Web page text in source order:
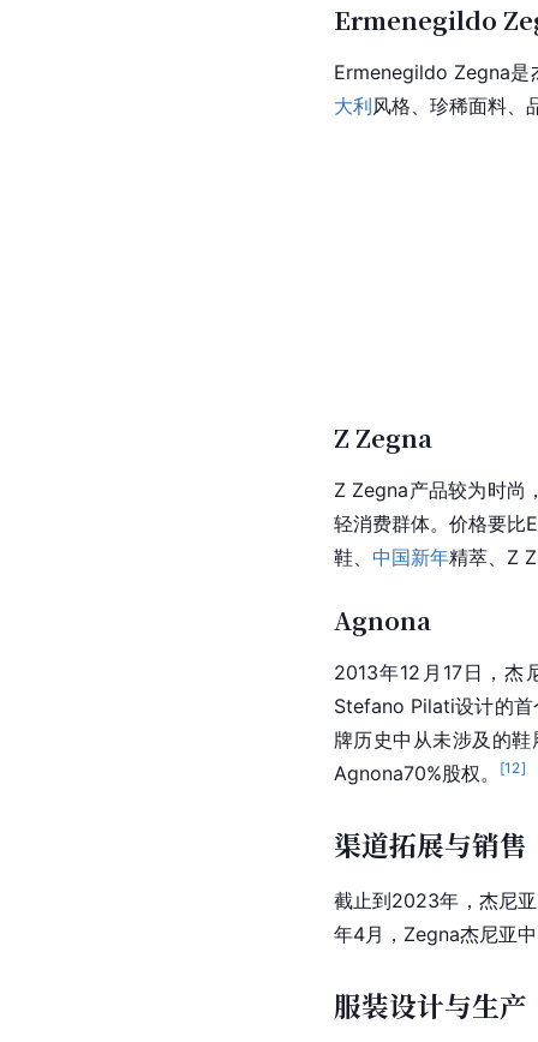
Ermenegildo
Ermenegildo Zegna是
大利风格、珍稀面料、
Z Zegna
Z Zegna产品较为时尚
轻消费群体。价格要比
鞋、 中国新年精萃、Z
Agnona
2013年12月17日，杰
Stefano Pilati设计的
牌历史中从未涉及的
Agnona70%股权。 [12]
渠道拓展与销售
截止到2023年，杰尼
年4月，Zegna杰尼亚
服装设计与生产